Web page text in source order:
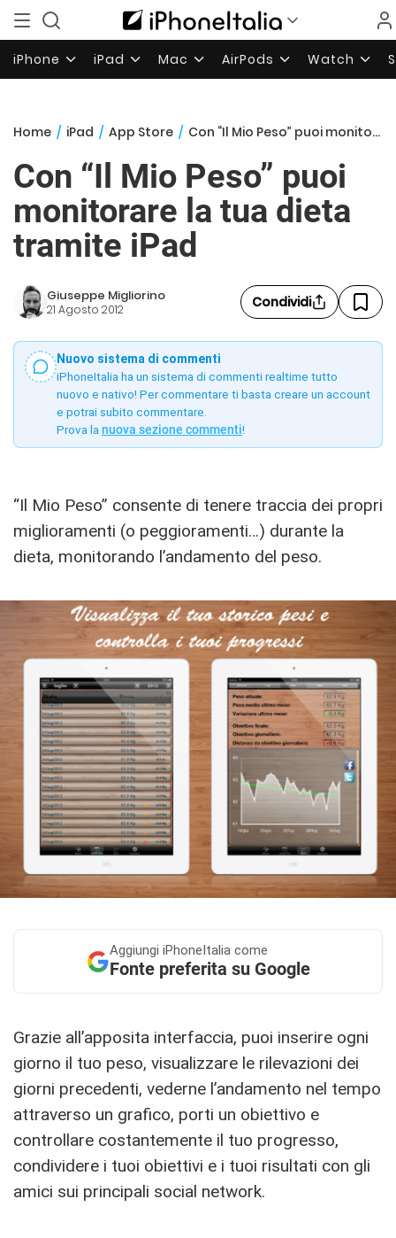
iPhone iPad Mac AirPods Watch
Home / iPad / App Store / Con “Il Mio Peso” puoi monitorare la tua dieta tramite iPad
Con “Il Mio Peso” puoi
monitorare la tua dieta
tramite iPad
Giuseppe Migliorino
21 Agosto 2012 Condividi
Nuovo sistema di commenti
iPhoneItalia ha un sistema di commenti realtime tutto
nuovo e nativo! Per commentare ti basta creare un account
e potrai subito commentare.
Prova la nuova sezione commenti!
“Il Mio Peso” consente di tenere traccia dei propri
miglioramenti (o peggioramenti…) durante la
dieta, monitorando l’andamento del peso.
Aggiungi iPhoneItalia come
Fonte preferita su Google
Grazie all’apposita interfaccia, puoi inserire ogni
giorno il tuo peso, visualizzare le rilevazioni dei
giorni precedenti, vederne l’andamento nel tempo
attraverso un grafico, porti un obiettivo e
controllare costantemente il tuo progresso,
condividere i tuoi obiettivi e i tuoi risultati con gli
amici sui principali social network.